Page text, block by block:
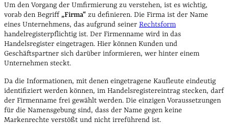
Um den Vorgang der Umfirmierung zu verstehen, ist es wichtig,
vorab den Begriff„Firma“ zu definieren. Die Firma ist der Name
eines Unternehmens, das aufgrund seiner Rechtsform
handelregisterpflichtig ist. Der Firmenname wird in das
Handelsregister eingetragen. Hier können Kunden und
Geschäftspartner sich darüber informieren, wer hinter einem
Unternehmen steckt.
Da die Informationen, mit denen eingetragene Kaufleute eindeutig
identifiziert werden können, im Handelsregistereintrag stecken, darf
der Firmenname frei gewählt werden. Die einzigen Voraussetzungen
für die Namensgebung sind, dass der Name gegen keine
Markenrechte verstößt und nicht irreführend ist.